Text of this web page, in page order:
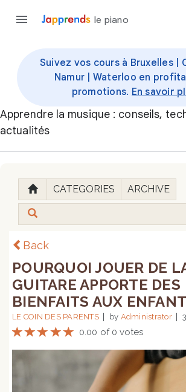
le piano
Suivez vos cours à Bruxelles |
Namur | Waterloo en
promotions. En savoir
Apprendre la musique : conseils,
actualités
CATEGORIES ARCHIVE
Back
POURQUOI JOUER DE
GUITARE APPORTE DES
BIENFAITS AUX
LE COIN DES PARENTS by Administrator
0.00 of 0 votes